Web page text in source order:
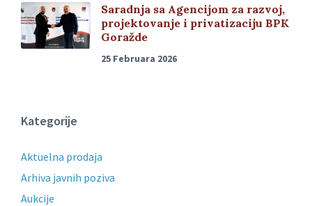
Saradnja sa Agencijom za razvoj,
projektovanje i privatizaciju BPK
Goražde
25 Februara 2026
Kategorije
Aktuelna prodaja
Arhiva javnih poziva
Aukcije